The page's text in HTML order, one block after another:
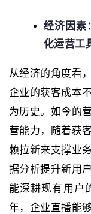
经济因素
化运营工
从经济的角度看
企业的获客成本
为历史。如今的
营能力，随着获
赖拉新来支撑业
据分析提升新用
能深耕现有用户
年，企业直播能